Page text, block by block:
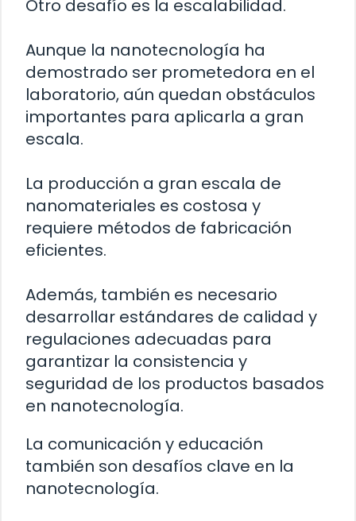
Otro desafío es la escalabilidad.
Aunque la nanotecnología ha
demostrado ser prometedora en el
laboratorio, aún quedan obstáculos
importantes para aplicarla a gran
escala.
La producción a gran escala de
nanomateriales es costosa y
requiere métodos de fabricación
eficientes.
Además, también es necesario
desarrollar estándares de calidad y
regulaciones adecuadas para
garantizar la consistencia y
seguridad de los productos basados
en nanotecnología.
La comunicación y educación
también son desafíos clave en la
nanotecnología.